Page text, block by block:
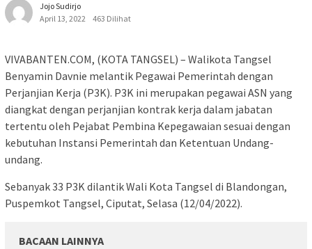
Jojo Sudirjo
April 13, 2022
463 Dilihat
VIVABANTEN.COM, (KOTA TANGSEL) – Walikota Tangsel
Benyamin Davnie melantik Pegawai Pemerintah dengan
Perjanjian Kerja (P3K). P3K ini merupakan pegawai ASN yang
diangkat dengan perjanjian kontrak kerja dalam jabatan
tertentu oleh Pejabat Pembina Kepegawaian sesuai dengan
kebutuhan Instansi Pemerintah dan Ketentuan Undang-
undang.
Sebanyak 33 P3K dilantik Wali Kota Tangsel di Blandongan,
Puspemkot Tangsel, Ciputat, Selasa (12/04/2022).
BACAAN LAINNYA